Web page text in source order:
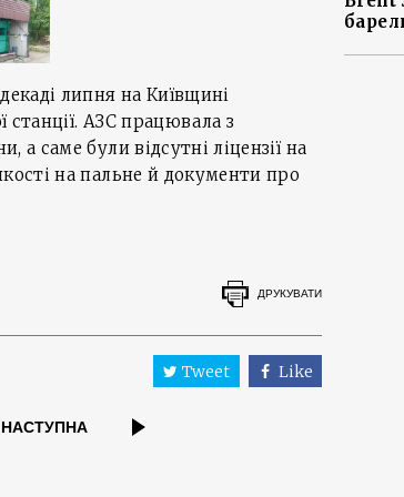
липня на Київщині
станції. АЗС працювала з
саме були відсутні ліцензії на
на пальне й документи про
ДРУКУВАТИ
Tweet Like
НАСТУПНА